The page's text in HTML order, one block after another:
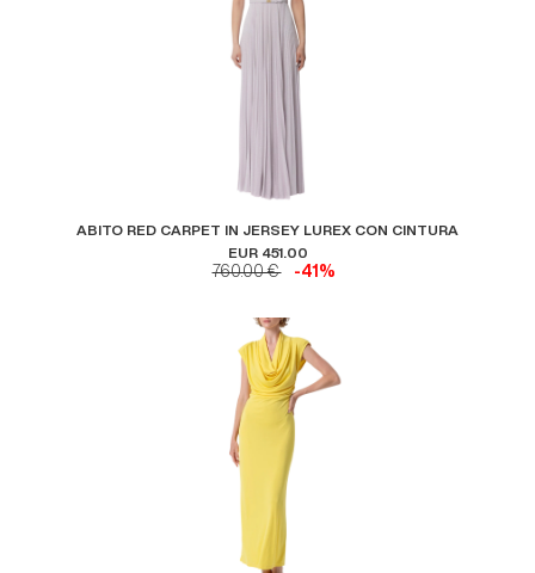
ABITO RED CARPET IN JERSEY LUREX CON CINTURA
EUR 451.00
760.00 € -41%